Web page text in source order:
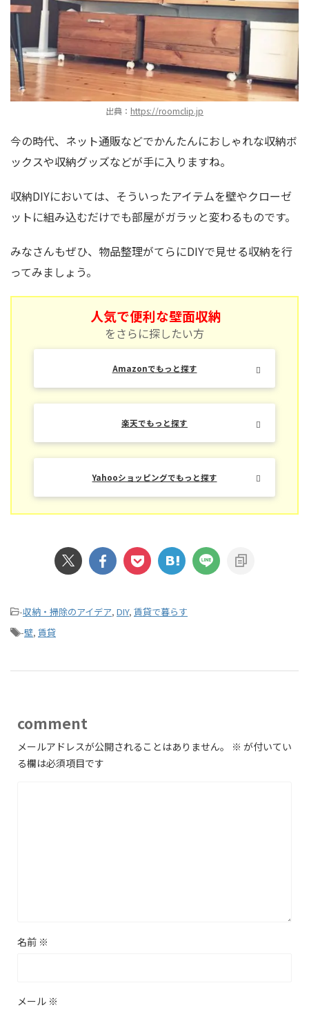
出典： https://roomclip.jp
今の時代、ネット通販などでかんたんにおしゃれな収納ボ
ックスや収納グッズなどが手に入りますね。
収納DIYにおいては、そういったアイテムを壁やクローゼ
ットに組み込むだけでも部屋がガラッと変わるものです。
みなさんもぜひ、物品整理がてらにDIYで見せる収納を行
ってみましょう。
人気で便利な壁面収納
をさらに探したい方
Amazonでもっと探す
楽天でもっと探す
Yahooショッピングでもっと探す
-収納・掃除のアイデア, DIY, 賃貸で暮らす
-壁, 賃貸
comment
メールアドレスが公開されることはありません。 ※ が付いてい
る欄は必須項目です
名前 ※
メール ※